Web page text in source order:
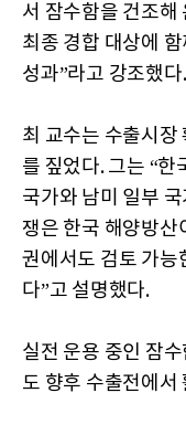
서 잠수함을 건조해
최종 경합 대상에
성과”라고 강조했다.
최 교수는 수출시장
를 짚었다. 그는 “
국가와 남미 일부
쟁은 한국 해양방
권에서도 검토 가능
다”고 설명했다.
실전 운용 중인 잠
도 향후 수출전에서